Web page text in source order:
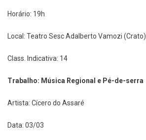
Horário: 19h
Local: Teatro Sesc Adalberto Vamozi (Crato)
Class. Indicativa: 14
Trabalho: Música Regional e Pé-de-serra
Artista: Cícero do Assaré
Data: 03/03